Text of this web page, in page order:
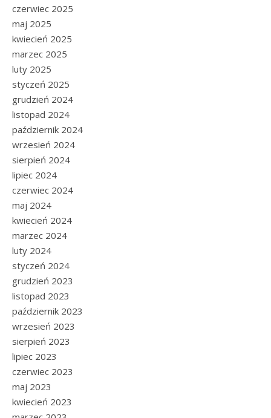
czerwiec 2025
maj 2025
kwiecień 2025
marzec 2025
luty 2025
styczeń 2025
grudzień 2024
listopad 2024
październik 2024
wrzesień 2024
sierpień 2024
lipiec 2024
czerwiec 2024
maj 2024
kwiecień 2024
marzec 2024
luty 2024
styczeń 2024
grudzień 2023
listopad 2023
październik 2023
wrzesień 2023
sierpień 2023
lipiec 2023
czerwiec 2023
maj 2023
kwiecień 2023